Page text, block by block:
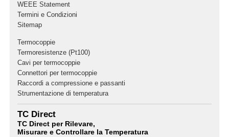
WEEE Statement
Termini e Condizioni
Sitemap
Termocoppie
Termoresistenze (Pt100)
Cavi per termocoppie
Connettori per termocoppie
Raccordi a compressione e passanti
Strumentazione di temperatura
TC Direct
TC Direct per Rilevare,
Misurare e Controllare la Temperatura